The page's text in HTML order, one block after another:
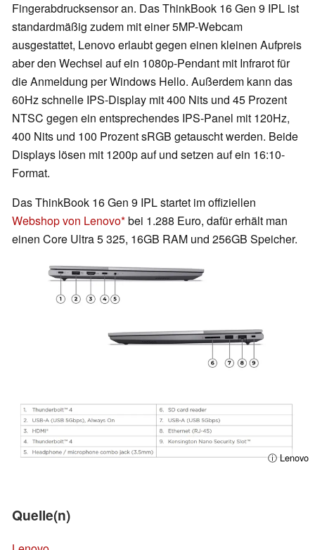
Fingerabdrucksensor an. Das ThinkBook 16 Gen 9 IPL ist
standardmäßig zudem mit einer 5MP-Webcam
ausgestattet, Lenovo erlaubt gegen einen kleinen Aufpreis
aber den Wechsel auf ein 1080p-Pendant mit Infrarot für
die Anmeldung per Windows Hello. Außerdem kann das
60Hz schnelle IPS-Display mit 400 Nits und 45 Prozent
NTSC gegen ein entsprechendes IPS-Panel mit 120Hz,
400 Nits und 100 Prozent sRGB getauscht werden. Beide
Displays lösen mit 1200p auf und setzen auf ein 16:10-
Format.
Das ThinkBook 16 Gen 9 IPL startet im offiziellen
Webshop von Lenovo bei 1.288 Euro, dafür erhält man
einen Core Ultra 5 325, 16GB RAM und 256GB Speicher.
ⓘ Lenovo
Quelle(n)